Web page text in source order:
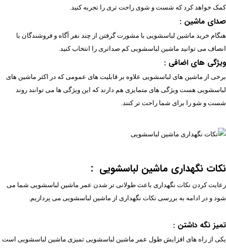
کمک خواهد کرد که شست و شوی راحت تری را تجربه کنید.
صدای ماشین :
هنگام خرید ماشین لباسشویی با مشورت گرفتن از چند نفر آگاه و فروشندگان با
انصاف می توانید ماشین لباسشویی کم صداتری را انتخاب کنید.
ویژگی های اضافی :
برخی از ماشین های لباسشویی علاوه بر قابلیت های عمومی که در اکثر ماشین های
لباسشویی هست ویژگی های متمایزی هم دارند که این ویژگی ها می توانند روند
شست و شو را برای شما راحت تر کنند.
نکات نگهداری ماشین لباسشویی :
رعایت کردن نکات نگهداری باعث طولانی تر شدن عمر ماشین لباسشویی شما می
شود و در ادامه به بررسی نکات نگهداری از ماشین لباسشویی می پردازیم.
تمیز نگه داشتن :
یکی از راه های افزایش طول عمر ماشین لباسشویی تمیزی ماشین لباسشویی است